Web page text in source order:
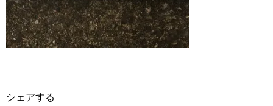
シェアする